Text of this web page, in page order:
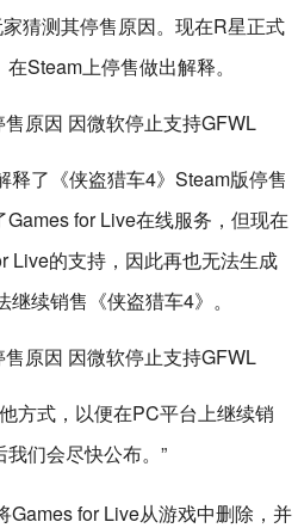
猜测其停售原因。现在R星正式
Steam上停售做出解释。
释了《侠盗猎车4》Steam版停售
for Live在线服务，但现在
Live的支持，因此再也无法生成
续销售《侠盗猎车4》。
方式，以便在PC平台上继续销
们会尽快公布。”
Games for Live从游戏中删除，并